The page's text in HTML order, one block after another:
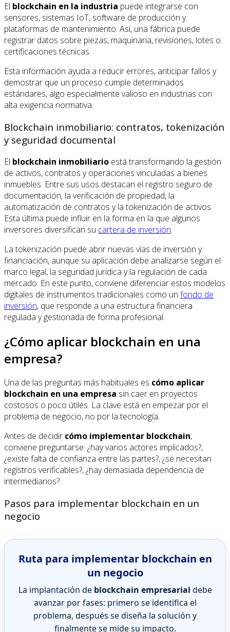
El blockchain en la industria puede integrarse con
sensores, sistemas IoT, software de producción y
plataformas de mantenimiento. Así, una fábrica puede
registrar datos sobre piezas, maquinaria, revisiones, lotes o
certificaciones técnicas.
Esta información ayuda a reducir errores, anticipar fallos y
demostrar que un proceso cumple determinados
estándares, algo especialmente valioso en industrias con
alta exigencia normativa.
Blockchain inmobiliario: contratos, tokenización
y seguridad documental
El blockchain inmobiliario está transformando la gestión
de activos, contratos y operaciones vinculadas a bienes
inmuebles. Entre sus usos destacan el registro seguro de
documentación, la verificación de propiedad, la
automatización de contratos y la tokenización de activos.
Esta última puede influir en la forma en la que algunos
inversores diversifican su cartera de inversión.
La tokenización puede abrir nuevas vías de inversión y
financiación, aunque su aplicación debe analizarse según el
marco legal, la seguridad jurídica y la regulación de cada
mercado. En este punto, conviene diferenciar estos modelos
digitales de instrumentos tradicionales como un fondo de
inversión, que responde a una estructura financiera
regulada y gestionada de forma profesional.
¿Cómo aplicar blockchain en una
empresa?
Una de las preguntas más habituales es cómo aplicar
blockchain en una empresa sin caer en proyectos
costosos o poco útiles. La clave está en empezar por el
problema de negocio, no por la tecnología.
Antes de decidir cómo implementar blockchain,
conviene preguntarse: ¿hay varios actores implicados?,
¿existe falta de confianza entre las partes?, ¿se necesitan
registros verificables?, ¿hay demasiada dependencia de
intermediarios?
Pasos para implementar blockchain en un
negocio
Ruta para implementar blockchain en
un negocio
La implantación de blockchain empresarial debe
avanzar por fases: primero se identifica el
problema, después se diseña la solución y
finalmente se mide su impacto.